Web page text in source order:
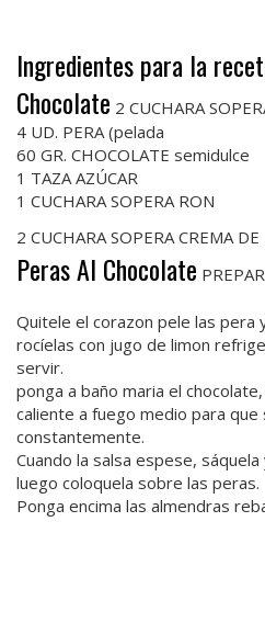
Ingredientes para la
Chocolate 2 CUCHARA
4 UD. PERA (pelada
60 GR. CHOCOLATE semidulce
1 TAZA AZÚCAR
1 CUCHARA SOPERA RON
2 CUCHARA SOPERA CREMA DE
Peras Al Chocolate
Quitele el corazon pele las pera
rocíelas con jugo de limon
servir.
ponga a baño maria el
caliente a fuego medio para
constantemente.
Cuando la salsa espese,
luego coloquela sobre las peras.
Ponga encima las almendras